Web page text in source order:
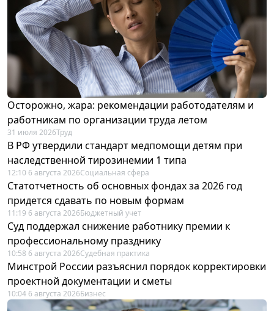
Осторожно, жара: рекомендации работодателям и
работникам по организации труда летом
31 июля 2026Труд
В РФ утвердили стандарт медпомощи детям при
наследственной тирозинемии 1 типа
12:10 6 августа 2026Социальная сфера
Статотчетность об основных фондах за 2026 год
придется сдавать по новым формам
11:19 6 августа 2026Бюджетный учет
Суд поддержал снижение работнику премии к
профессиональному празднику
10:58 6 августа 2026Судебная практика
Минстрой России разъяснил порядок корректировки
проектной документации и сметы
10:04 6 августа 2026Бизнес